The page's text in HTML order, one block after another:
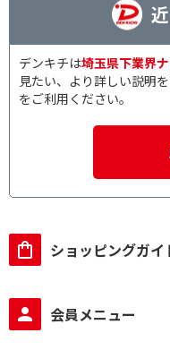
デンキチは埼玉県下業界
見たい、より詳しい説明
をご利用ください。
ショッピングガイ
会員メニュー